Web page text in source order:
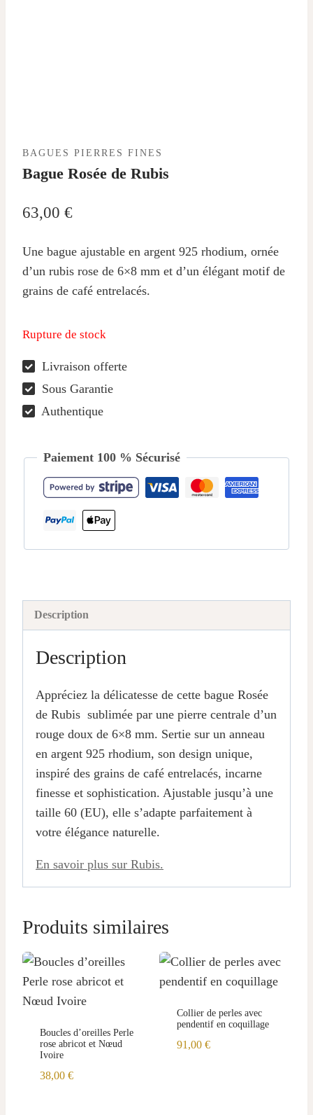
BAGUES PIERRES FINES
Bague Rosée de Rubis
63,00 €
Une bague ajustable en argent 925 rhodium, ornée
d’un rubis rose de 6×8 mm et d’un élégant motif de
grains de café entrelacés.
Rupture de stock
Livraison offerte
Sous Garantie
Authentique
Paiement 100 % Sécurisé
Description
Description
Appréciez la délicatesse de cette bague Rosée
de Rubis sublimée par une pierre centrale d’un
rouge doux de 6×8 mm. Sertie sur un anneau
en argent 925 rhodium, son design unique,
inspiré des grains de café entrelacés, incarne
finesse et sophistication. Ajustable jusqu’à une
taille 60 (EU), elle s’adapte parfaitement à
votre élégance naturelle.
En savoir plus sur Rubis.
Produits similaires
Boucles d’oreilles Perle
rose abricot et Nœud
Ivoire
38,00 €
Collier de perles avec
pendentif en coquillage
91,00 €